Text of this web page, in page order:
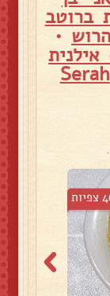
ברוטב
•
מרק ירקות – Serah